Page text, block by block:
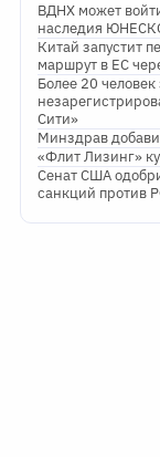
ВДНХ может
наследия
Китай запустит
маршрут в ЕС
Более 20
Сити»
Минздрав
«Флит Лизинг»
Сенат США
санкций против